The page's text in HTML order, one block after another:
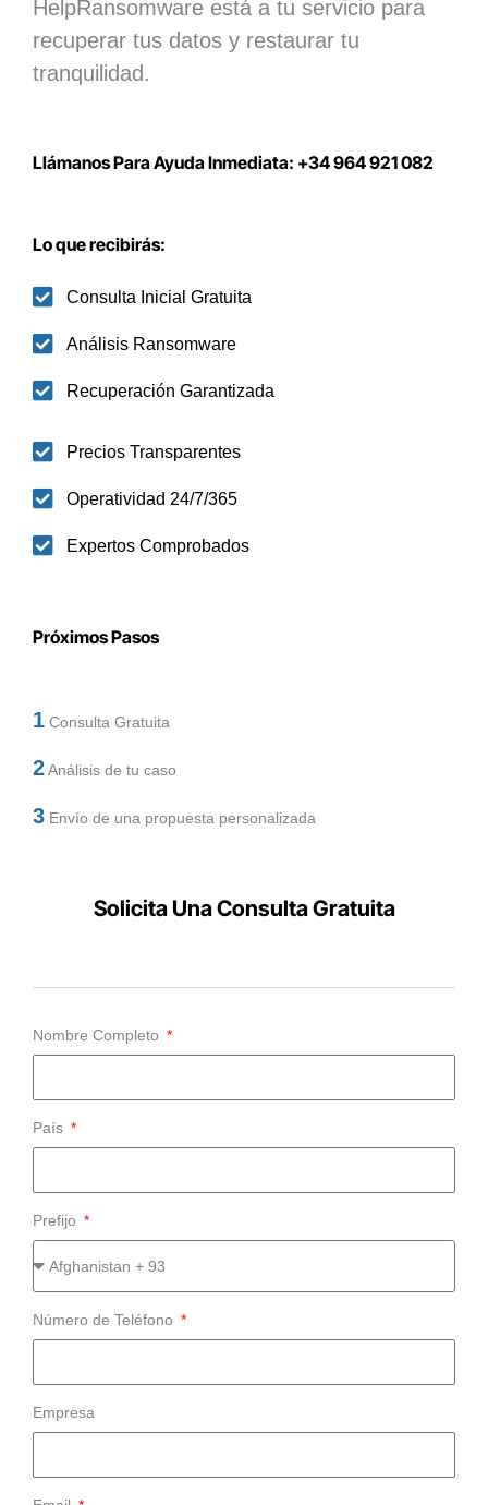
HelpRansomware está a tu servicio para
recuperar tus datos y restaurar tu
tranquilidad.
Llámanos Para Ayuda Inmediata: +34 964 921 082
Lo que recibirás:
Consulta Inicial Gratuita
Análisis Ransomware
Recuperación Garantizada
Precios Transparentes
Operatividad 24/7/365
Expertos Comprobados
Próximos Pasos
1 Consulta Gratuita
2Análisis de tu caso
3 Envío de una propuesta personalizada
Solicita Una Consulta Gratuita
Nombre Completo
País
Prefijo
Número de Teléfono
Empresa